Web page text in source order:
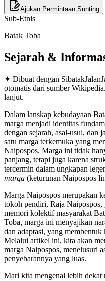
Ajukan Permintaan Sunting
Sub-Etnis
Batak Toba
Sejarah &
✦ Dibuat dengan
otomatis dari sumber
lanjut.
Dalam lanskap kebudayaan
marga menjadi identitas
dengan sejarah, asal-usul, dan
satu marga terkemuka yang
Naipospos. Marga ini tidak
panjang, tetapi juga karena
tercermin dalam ungkapan
marga (keturunan Naipospos
Marga Naipospos merupakan
tokoh pendiri, Raja
memori kolektif masyarakat
Toba, marga ini menyajikan
dan adaptasi, yang
Melalui artikel ini, kita akan
marga Naipospos, menelusuri
penyebarannya yang luas.
Mari kita mengenal lebih dekat